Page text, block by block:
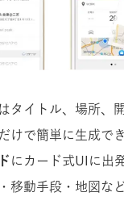
はタイトル、場所、
けで簡単に生成でき
にカード式UIに出
移動手段・地図な